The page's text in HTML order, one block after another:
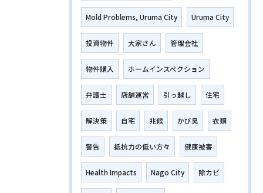
Mold Problems, Uruma City Uruma City
投資物件 大家さん 管理会社
物件購入 ホームインスペクション
弁護士 店舗運営 引っ越し 住宅
解決策 自宅 兆候 かび臭 衣類
警告 抵抗力の低い方々 健康被害
Health Impacts Nago City 除カビ